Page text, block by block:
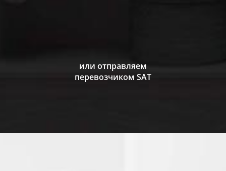
или отправляем
перевозчиком SAT